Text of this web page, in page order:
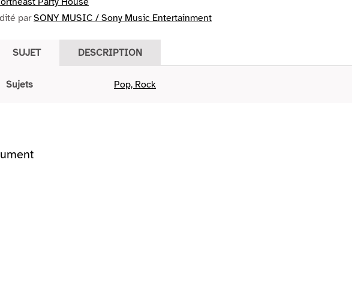
parSONY MUSIC / Sony Music Entertainment
SUJET DESCRIPTION
Sujets Pop, Rock